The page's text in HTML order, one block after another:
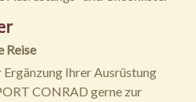
Reise
Ergänzung Ihrer Ausrüstung
CONRAD gerne zur